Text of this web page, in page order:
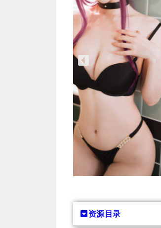
资源目录